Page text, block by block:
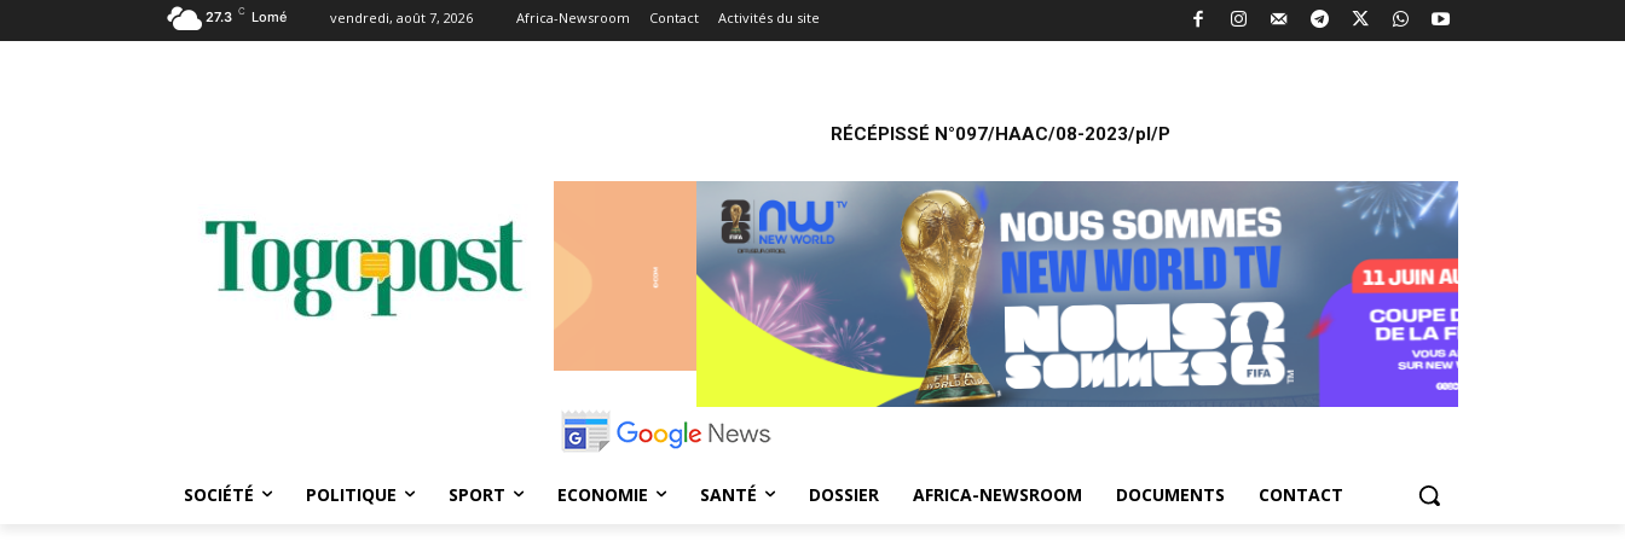
27.3 C Lomé vendredi, août 7, 2026 Africa-Newsroom Contact Activités du site
RÉCÉPISSÉ N°097/HAAC/08-2023/pl/P
SOCIÉTÉ POLITIQUE SPORT ECONOMIE SANTÉ DOSSIER AFRICA-NEWSROOM DOCUMENTS CONTACT